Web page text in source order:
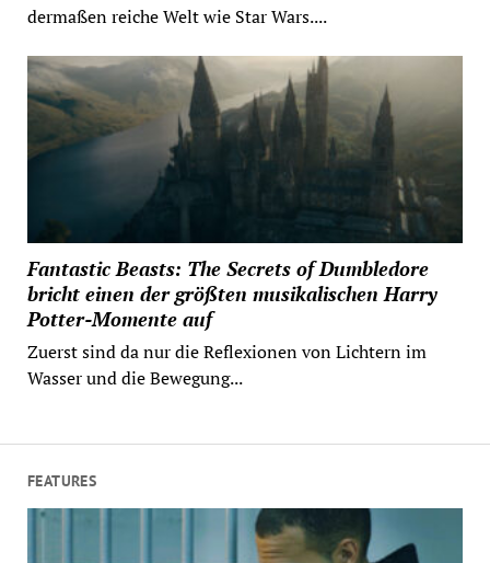
dermaßen reiche Welt wie Star Wars....
Fantastic Beasts: The Secrets of Dumbledore
bricht einen der größten musikalischen Harry
Potter-Momente auf
Zuerst sind da nur die Reflexionen von Lichtern im
Wasser und die Bewegung...
FEATURES